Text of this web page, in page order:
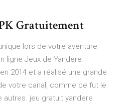
Gratuitement
lors de votre aventure
ligne Jeux de Yandere
2014 et a réalisé une grande
votre canal, comme ce fut le
autres. jeu gratuit yandere